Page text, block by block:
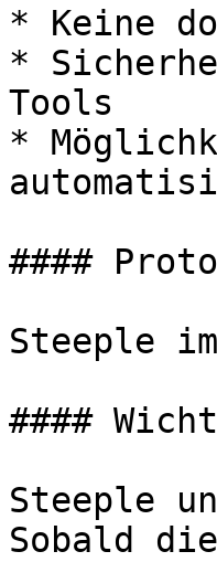
* Keine
*
Tools
*
####
Steeple
####
Steeple
Sobald